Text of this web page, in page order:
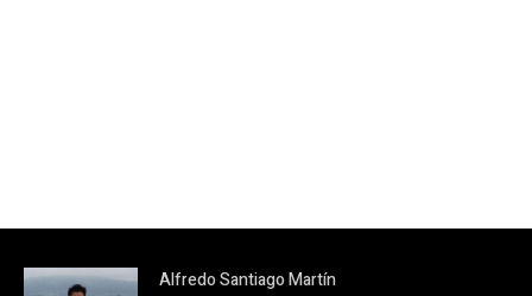
Alfredo Santiago Martín